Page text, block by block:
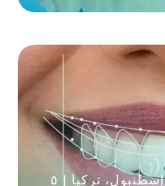
تصميم الابتسامة – إسطنبول، تركيا | ٥